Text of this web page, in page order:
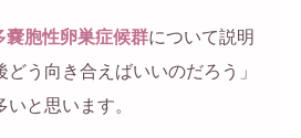
嚢胞性卵巣症候群について説明
う向き合えばいいのだろう」
と思います。